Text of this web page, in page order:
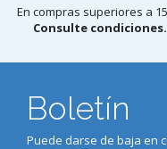
En compras superiores a
Consulte condiciones.
Boletín
Puede darse de baja en